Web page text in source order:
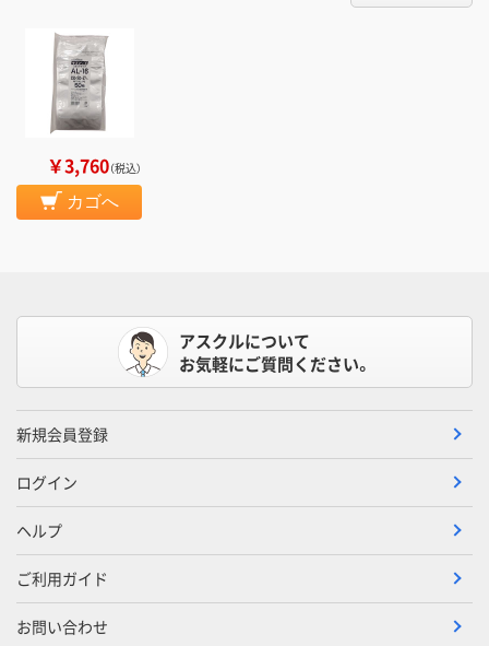
￥3,760（税込）
カゴへ
アスクルについて
お気軽にご質問ください。
新規会員登録
ログイン
ヘルプ
ご利用ガイド
お問い合わせ